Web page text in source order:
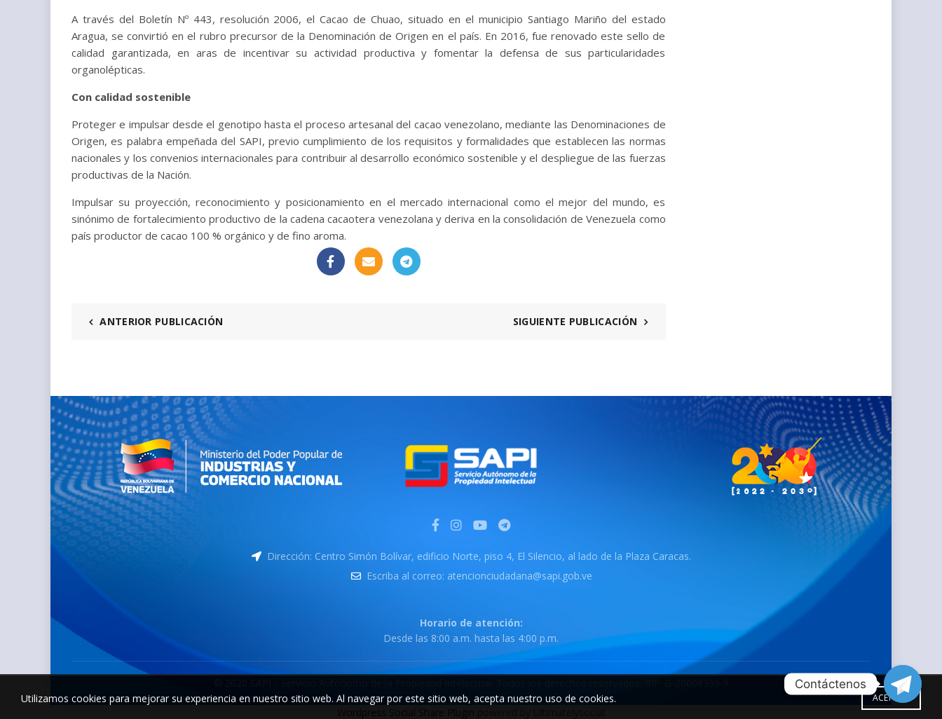
A través del Boletín Nº 443, resolución 2006, el Cacao de Chuao, situado en el municipio Santiago Mariño del estado
Aragua, se convirtió en el rubro precursor de la Denominación de Origen en el país. En 2016, fue renovado este sello de
calidad garantizada, en aras de incentivar su actividad productiva y fomentar la defensa de sus particularidades
organolépticas.
Con calidad sostenible
Proteger e impulsar desde el genotipo hasta el proceso artesanal del cacao venezolano, mediante las Denominaciones de
Origen, es palabra empeñada del SAPI, previo cumplimiento de los requisitos y formalidades que establecen las normas
nacionales y los convenios internacionales para contribuir al desarrollo económico sostenible y el despliegue de las fuerzas
productivas de la Nación.
Impulsar su proyección, reconocimiento y posicionamiento en el mercado internacional como el mejor del mundo, es
sinónimo de fortalecimiento productivo de la cadena cacaotera venezolana y deriva en la consolidación de Venezuela como
país productor de cacao 100 % orgánico y de fino aroma.
ANTERIOR PUBLICACIÓN SIGUIENTE PUBLICACIÓN
Dirección: Centro Simón Bolívar, edificio Norte, piso 4, El Silencio, al lado de la Plaza Caracas.
Escriba al correo: atencionciudadana@sapi.gob.ve
Horario de atención:
Desde las 8:00 a.m. hasta las 4:00 p.m.
Utilizamos cookies para mejorar su experiencia en nuestro sitio web. Al navegar por este sitio web, acepta nuestro uso de cookies. ACEPTAR